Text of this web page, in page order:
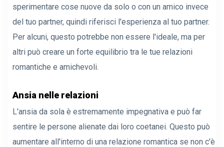
sperimentare cose nuove da solo o con un amico invece
del tuo partner, quindi riferisci l'esperienza al tuo partner.
Per alcuni, questo potrebbe non essere l'ideale, ma per
altri può creare un forte equilibrio tra le tue relazioni
romantiche e amichevoli.
Ansia nelle relazioni
L'ansia da sola è estremamente impegnativa e può far
sentire le persone alienate dai loro coetanei. Questo può
aumentare all'interno di una relazione romantica se non c'è